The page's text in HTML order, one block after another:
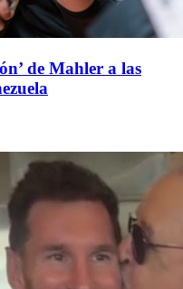
de Mahler a las